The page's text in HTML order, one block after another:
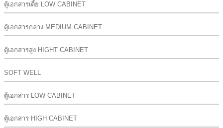
ตู้เอกสารเตี้ย LOW CABINET
ตู้เอกสารกลาง MEDIUM CABINET
ตู้เอกสารสูง HIGHT CABINET
SOFT WELL
ตู้เอกสาร LOW CABINET
ตู้เอกสาร HIGH CABINET